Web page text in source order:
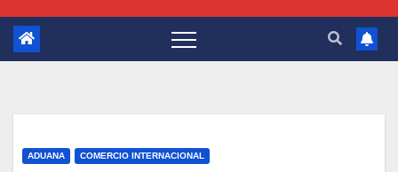
ADUANA COMERCIO INTERNACIONAL